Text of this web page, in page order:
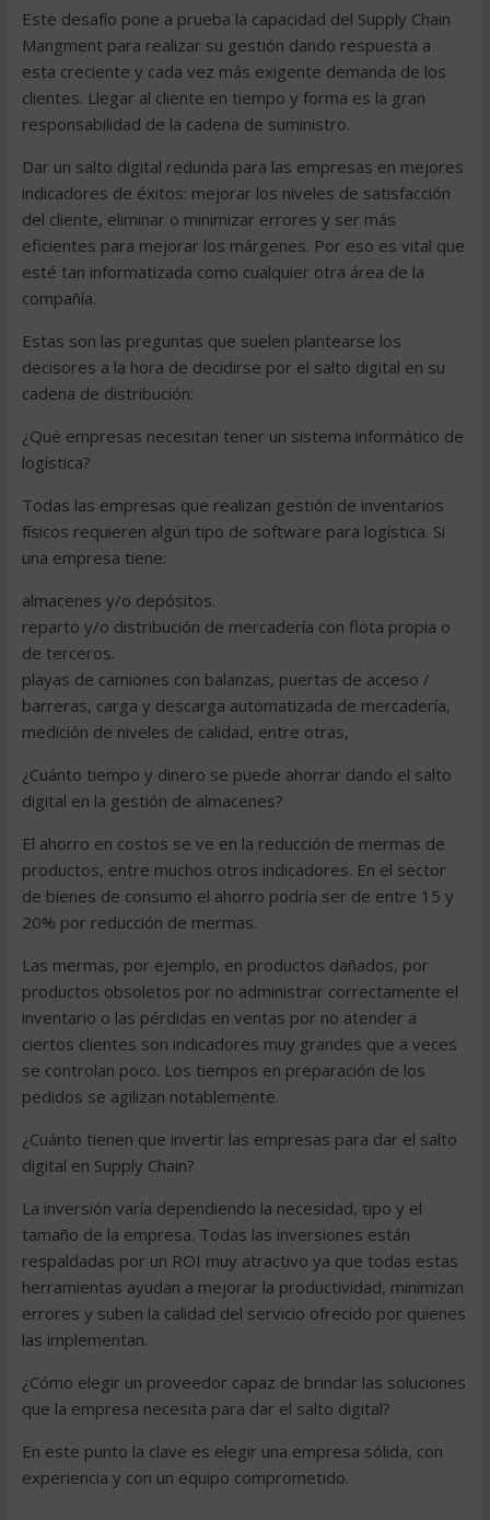
Este desafío pone a prueba la capacidad del Supply Chain
Mangment para realizar su gestión dando respuesta a
esta creciente y cada vez más exigente demanda de los
clientes. Llegar al cliente en tiempo y forma es la gran
responsabilidad de la cadena de suministro.
Dar un salto digital redunda para las empresas en mejores
indicadores de éxitos: mejorar los niveles de satisfacción
del cliente, eliminar o minimizar errores y ser más
eficientes para mejorar los márgenes. Por eso es vital que
esté tan informatizada como cualquier otra área de la
compañía.
Estas son las preguntas que suelen plantearse los
decisores a la hora de decidirse por el salto digital en su
cadena de distribución:
¿Qué empresas necesitan tener un sistema informático de
logística?
Todas las empresas que realizan gestión de inventarios
físicos requieren algún tipo de software para logística. Si
una empresa tiene:
almacenes y/o depósitos.
reparto y/o distribución de mercadería con flota propia o
de terceros.
playas de camiones con balanzas, puertas de acceso /
barreras, carga y descarga automatizada de mercadería,
medición de niveles de calidad, entre otras,
¿Cuánto tiempo y dinero se puede ahorrar dando el salto
digital en la gestión de almacenes?
El ahorro en costos se ve en la reducción de mermas de
productos, entre muchos otros indicadores. En el sector
de bienes de consumo el ahorro podría ser de entre 15 y
20% por reducción de mermas.
Las mermas, por ejemplo, en productos dañados, por
productos obsoletos por no administrar correctamente el
inventario o las pérdidas en ventas por no atender a
ciertos clientes son indicadores muy grandes que a veces
se controlan poco. Los tiempos en preparación de los
pedidos se agilizan notablemente.
¿Cuánto tienen que invertir las empresas para dar el salto
digital en Supply Chain?
La inversión varía dependiendo la necesidad, tipo y el
tamaño de la empresa. Todas las inversiones están
respaldadas por un ROI muy atractivo ya que todas estas
herramientas ayudan a mejorar la productividad, minimizan
errores y suben la calidad del servicio ofrecido por quienes
las implementan.
¿Cómo elegir un proveedor capaz de brindar las soluciones
que la empresa necesita para dar el salto digital?
En este punto la clave es elegir una empresa sólida, con
experiencia y con un equipo comprometido.